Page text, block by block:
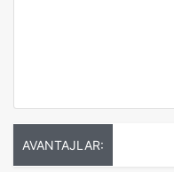
AVANTAJLAR: